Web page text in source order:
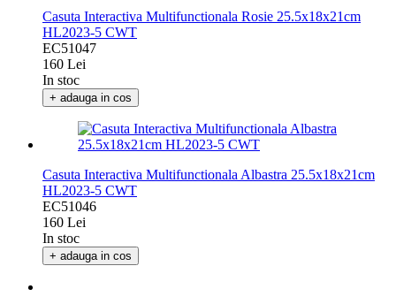
Casuta Interactiva Multifunctionala Rosie 25.5x18x21cm
HL2023-5 CWT
EC51047
160 Lei
In stoc
Casuta Interactiva Multifunctionala Albastra 25.5x18x21cm
HL2023-5 CWT
EC51046
160 Lei
In stoc